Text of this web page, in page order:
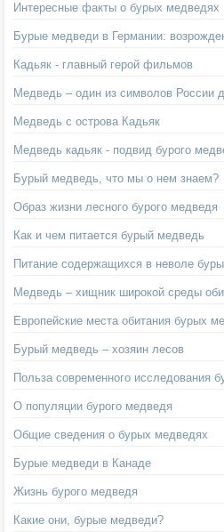
Интересные факты о бурых медведях
Бурые медведи в Германии:
Кадьяк - главный герой фильмов
Медведь – один из символов России
Медведь с острова Кадьяк
Медведь кадьяк - подвид бурого
Бурый медведь, что мы о нем знаем?
Образ жизни лесного бурого медведя
Как и чем питается бурый медведь
Питание содержащихся в неволе
Медведь – хищник широкой среды
Европейские места обитания бурых
Бурый медведь – хозяин лесов
Польза современного исследования
О популяции бурого медведя
Общие сведения о бурых медведях
Бурые медведи в Канаде
Жизнь бурого медведя
Какие они, бурые медведи?